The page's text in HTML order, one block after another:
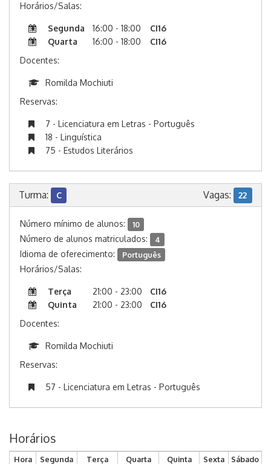
Horários/Salas:
Segunda 16:00 - 18:00
CI16
Quarta
16:00 - 18:00
CI16
Docentes:
Romilda Mochiuti
Reservas:
7 - Licenciatura em Letras - Português
18 - Linguística
75 - Estudos Literários
Turma: C Vagas: 22
Número mínimo de alunos: 10
Número de alunos matriculados: 4
Idioma de oferecimento: Português
Horários/Salas:
Terça 21:00 - 23:00
CI16
Quinta
21:00 - 23:00
CI16
Docentes:
Romilda Mochiuti
Reservas:
57 - Licenciatura em Letras - Português
Horários
Hora Segunda Terça Quarta Quinta Sexta
Sábado